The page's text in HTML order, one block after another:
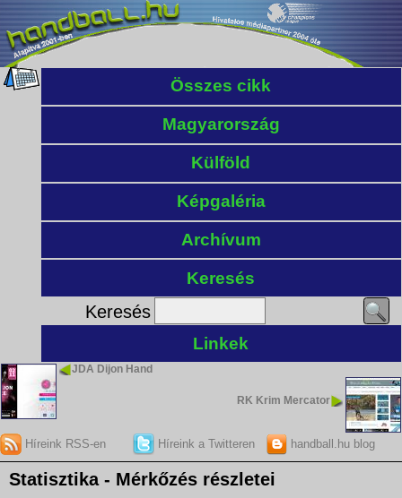
Összes cikk
Magyarország
Külföld
Képgaléria
Archívum
Keresés
Keresés
Linkek
JDA Dijon Hand
RK Krim Mercator
Híreink RSS-en Híreink a Twitteren handball.hu blog
Statisztika - Mérkőzés részletei